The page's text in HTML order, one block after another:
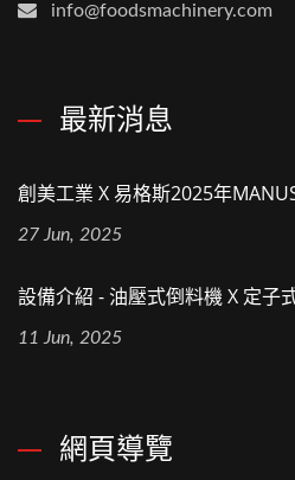
info@foodsmachinery.com
最新消息
創美工業 X 易格斯2025年
27 Jun, 2025
設備介紹 - 油壓式倒料機 X 定子
11 Jun, 2025
網頁導覽